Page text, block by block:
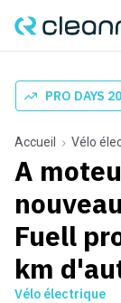
PRO DAYS
Accueil Vélo
A
Fuell
km
Vélo électrique